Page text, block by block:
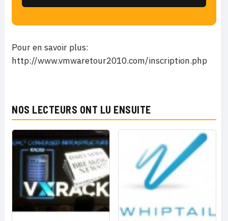
Pour en savoir plus:
http://www.vmwaretour2010.com/inscription.php
NOS LECTEURS ONT LU ENSUITE